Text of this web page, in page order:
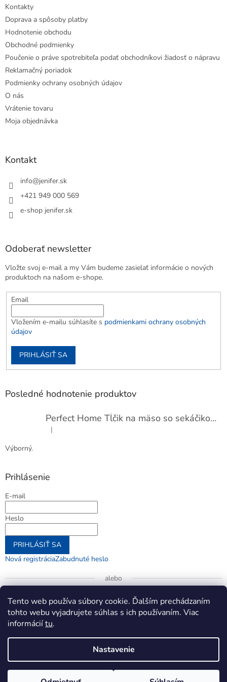
Tento web používa súbory cookie. Ďalším prechádzaním
tohto webu vyjadrujete súhlas s ich používaním. Viac
informáciítu.
Nastavenie
Kontakty
Doprava a spôsoby platby
Hodnotenie obchodu
Obchodné podmienky
Poučenie o práve spotrebiteľa podať obchodníkovi žiadosť o nápravu
Reklamačný poriadok
Podmienky ochrany osobných údajov
O nás
Vrátenie tovaru
Moja objednávka
Kontakt
info@jenifer.sk
+421 949 000 569
e-shop jenifer.sk
Odoberať newsletter
Vložte svoj e-mail a my Vám budeme zasielať informácie o nových
produktoch na našom e-shope.
Email
Vložením e-mailu súhlasíte s podmienkami ochrany osobných
údajov
PRIHLÁSIŤ SA
Posledné hodnotenie produktov
Perfect Home Tĺčik na mäso so sekáčikom, 56893
Hodnotenie produktu je 5 z 5 hviezdičiek.
|
Výborný.
Prihlásenie
E-mail
Heslo
PRIHLÁSIŤ SA
Nová registráciaZabudnuté heslo
alebo
Prihlásiť sa cez Google
. Všetky práva vyhradené.